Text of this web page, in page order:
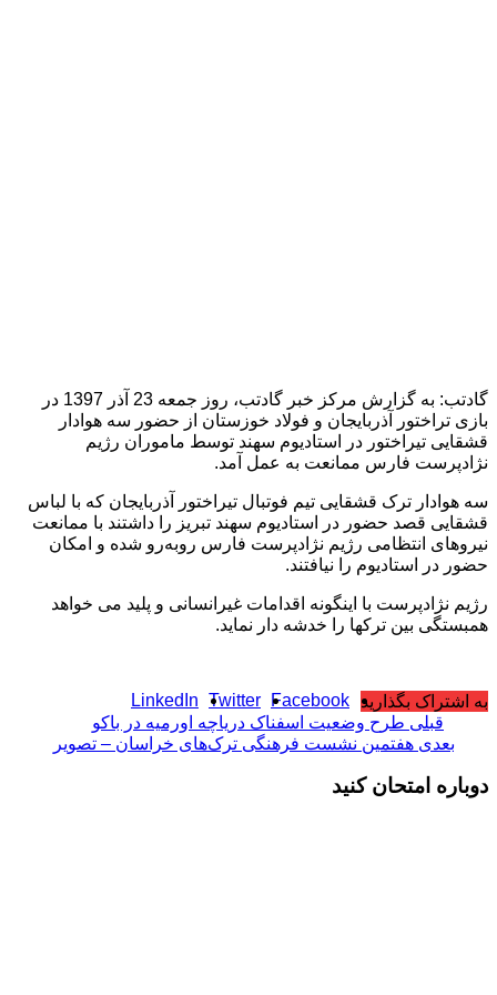
گادتب: به گزارش مرکز خبر گادتب، روز جمعه 23 آذر 1397 در
آذربایجان و فولاد خوزستان از حضور سه هوادار
تیراختور در استادیوم سهند توسط ماموران رژیم
فارس ممانعت به عمل آمد.
ترک قشقایی تیم فوتبال تیراختور آذربایجان که با لباس
قصد حضور در استادیوم سهند تبریز را داشتند با ممانعت
انتظامی رژیم نژادپرست فارس رو‌به‌رو شده‌ و امکان
استادیوم را نیافتند.
با اینگونه اقدامات غیرانسانی و پلید می خواهد
بین ترکها را خدشه دار نماید.
بگذارید Facebook
Twitter
LinkedIn
طرح وضعیت اسفناک دریاچه اورمیه در باکو
هفتمین نشست فرهنگی ترک‌های خراسان – تصویر
امتحان کنید